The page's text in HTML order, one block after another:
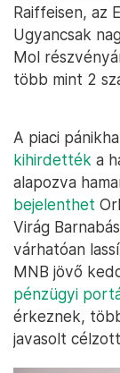
Raiffeisen, az
Ugyancsak
Mol
több mint 2
A piaci
kihirdették a
alapozva
bejelenthet
Virág
várhatóan
MNB jövő
pénzügyi
érkeznek,
javasolt